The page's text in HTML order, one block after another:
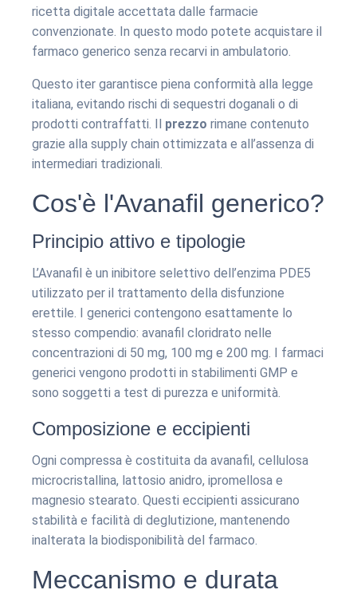
ricetta digitale accettata dalle farmacie
convenzionate. In questo modo potete acquistare il
farmaco generico senza recarvi in ambulatorio.
Questo iter garantisce piena conformità alla legge
italiana, evitando rischi di sequestri doganali o di
prodotti contraffatti. Il prezzo rimane contenuto
grazie alla supply chain ottimizzata e all’assenza di
intermediari tradizionali.
Cos'è l'Avanafil generico?
Principio attivo e tipologie
L’Avanafil è un inibitore selettivo dell’enzima PDE5
utilizzato per il trattamento della disfunzione
erettile. I generici contengono esattamente lo
stesso compendio: avanafil cloridrato nelle
concentrazioni di 50 mg, 100 mg e 200 mg. I farmaci
generici vengono prodotti in stabilimenti GMP e
sono soggetti a test di purezza e uniformità.
Composizione e eccipienti
Ogni compressa è costituita da avanafil, cellulosa
microcristallina, lattosio anidro, ipromellosa e
magnesio stearato. Questi eccipienti assicurano
stabilità e facilità di deglutizione, mantenendo
inalterata la biodisponibilità del farmaco.
Meccanismo e durata